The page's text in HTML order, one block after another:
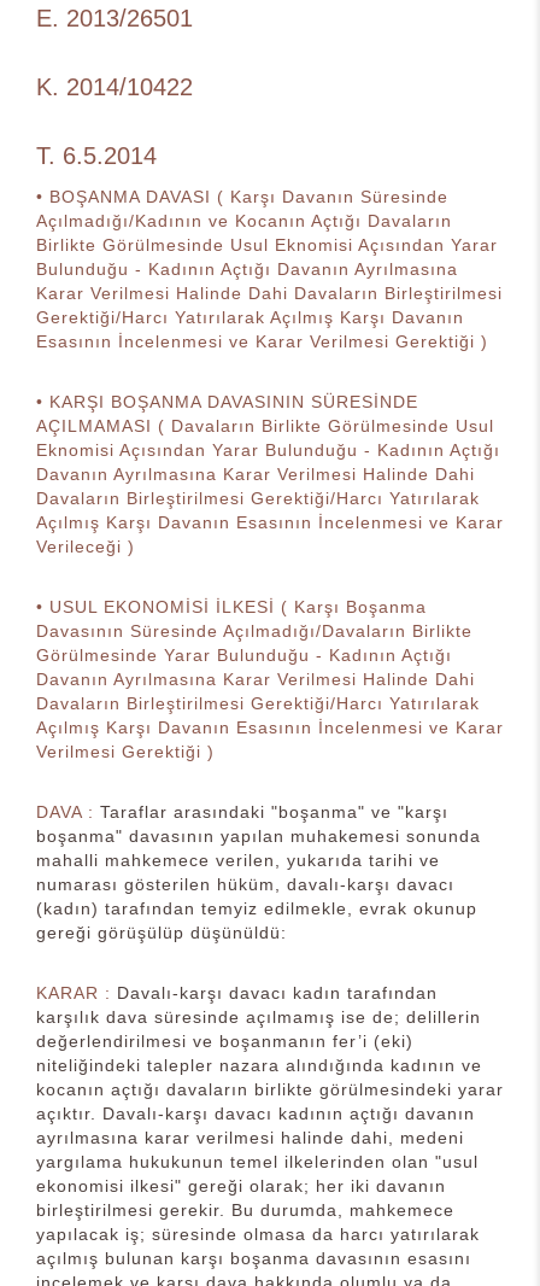
E. 2013/26501
K. 2014/10422
T. 6.5.2014
• BOŞANMA DAVASI ( Karşı Davanın Süresinde
Açılmadığı/Kadının ve Kocanın Açtığı Davaların
Birlikte Görülmesinde Usul Eknomisi Açısından Yarar
Bulunduğu - Kadının Açtığı Davanın Ayrılmasına
Karar Verilmesi Halinde Dahi Davaların Birleştirilmesi
Gerektiği/Harcı Yatırılarak Açılmış Karşı Davanın
Esasının İncelenmesi ve Karar Verilmesi Gerektiği )
• KARŞI BOŞANMA DAVASININ SÜRESİNDE
AÇILMAMASI ( Davaların Birlikte Görülmesinde Usul
Eknomisi Açısından Yarar Bulunduğu - Kadının Açtığı
Davanın Ayrılmasına Karar Verilmesi Halinde Dahi
Davaların Birleştirilmesi Gerektiği/Harcı Yatırılarak
Açılmış Karşı Davanın Esasının İncelenmesi ve Karar
Verileceği )
• USUL EKONOMİSİ İLKESİ ( Karşı Boşanma
Davasının Süresinde Açılmadığı/Davaların Birlikte
Görülmesinde Yarar Bulunduğu - Kadının Açtığı
Davanın Ayrılmasına Karar Verilmesi Halinde Dahi
Davaların Birleştirilmesi Gerektiği/Harcı Yatırılarak
Açılmış Karşı Davanın Esasının İncelenmesi ve Karar
Verilmesi Gerektiği )
DAVA : Taraflar arasındaki "boşanma" ve "karşı
boşanma" davasının yapılan muhakemesi sonunda
mahalli mahkemece verilen, yukarıda tarihi ve
numarası gösterilen hüküm, davalı-karşı davacı
(kadın) tarafından temyiz edilmekle, evrak okunup
gereği görüşülüp düşünüldü:
KARAR : Davalı-karşı davacı kadın tarafından
karşılık dava süresinde açılmamış ise de; delillerin
değerlendirilmesi ve boşanmanın fer’i (eki)
niteliğindeki talepler nazara alındığında kadının ve
kocanın açtığı davaların birlikte görülmesindeki yarar
açıktır. Davalı-karşı davacı kadının açtığı davanın
ayrılmasına karar verilmesi halinde dahi, medeni
yargılama hukukunun temel ilkelerinden olan "usul
ekonomisi ilkesi" gereği olarak; her iki davanın
birleştirilmesi gerekir. Bu durumda, mahkemece
yapılacak iş; süresinde olmasa da harcı yatırılarak
açılmış bulunan karşı boşanma davasının esasını